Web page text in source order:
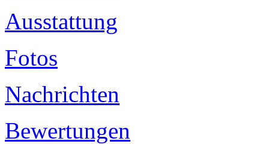
Ausstattung
Fotos
Nachrichten
Bewertungen